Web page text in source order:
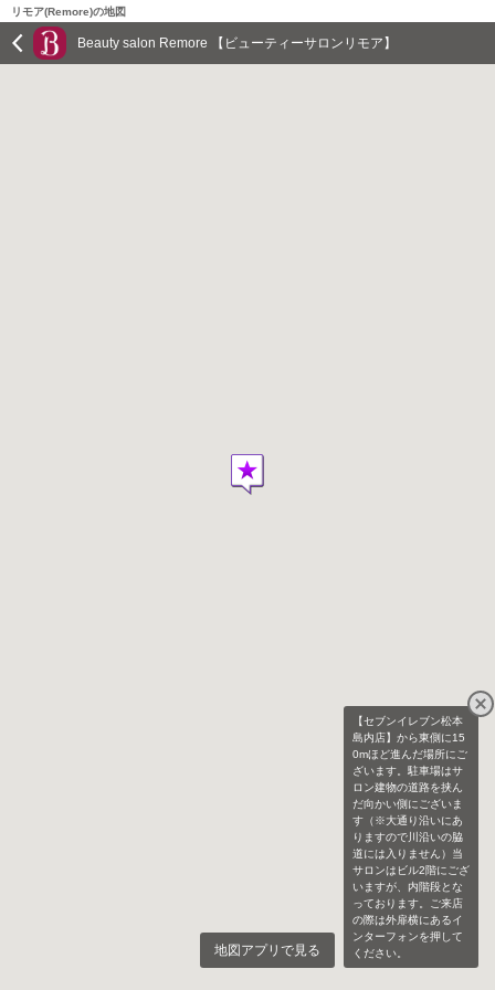
リモア(Remore)の地図
Beauty salon Remore 【ビューティーサロンリモア】
【セブンイレブン松本
島内店】から東側に15
0mほど進んだ場所にご
ざいます。駐車場はサ
ロン建物の道路を挟ん
だ向かい側にございま
す（※大通り沿いにあ
りますので川沿いの脇
道には入りません）当
サロンはビル2階にござ
いますが、内階段とな
っております。ご来店
の際は外扉横にあるイ
ンターフォンを押して
ください。
地図アプリで見る